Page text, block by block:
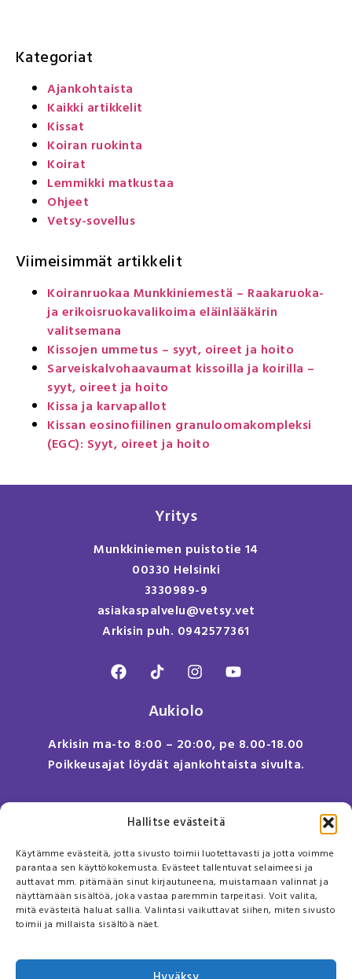
Hallitse evästeitä
Käytämme evästeitä, jotta sivusto toimii luotettavasti ja jotta voimme
parantaa sen käyttökokemusta. Evästeet tallentuvat selaimeesi ja
auttavat mm. pitämään sinut kirjautuneena, muistamaan valinnat ja
näyttämään sisältöä, joka vastaa paremmin tarpeitasi. Voit valita,
mitä evästeitä haluat sallia. Valintasi vaikuttavat siihen, miten sivusto
toimii ja millaista sisältöä näet.
Kategoriat
Ajankohtaista
Kaikki artikkelit
Kissat
Koiran ruokinta
Koirat
Lemmikki matkustaa
Ohjeet
Vetsy-sovellus
Viimeisimmät artikkelit
Koiranruokaa Munkkiniemestä – Raakaruoka-
ja erikoisruokavalikoima eläinlääkärin
valitsemana
Kissojen ummetus – syyt, oireet ja hoito
Sarveiskalvohaavaumat kissoilla ja koirilla –
syyt, oireet ja hoito
Kissa ja karvapallot
Kissan eosinofiilinen granuloomakompleksi
(EGC): Syyt, oireet ja hoito
Yritys
Munkkiniemen puistotie 14
00330 Helsinki
3330989-9
asiakaspalvelu@vetsy.vet
Arkisin puh. 0942577361
Aukiolo
Arkisin ma-to 8:00 – 20:00, pe 8.00-18.00
Poikkeusajat löydät ajankohtaista sivulta.
Anna meille palautetta
Sivusto
Usein kysyttyä
Tietosuojaseloste
Puhelinreseptin toimitus- ja maksuehdot